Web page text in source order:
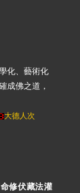
化、藝術化
成佛之道，
大德人次
修伏藏法灌